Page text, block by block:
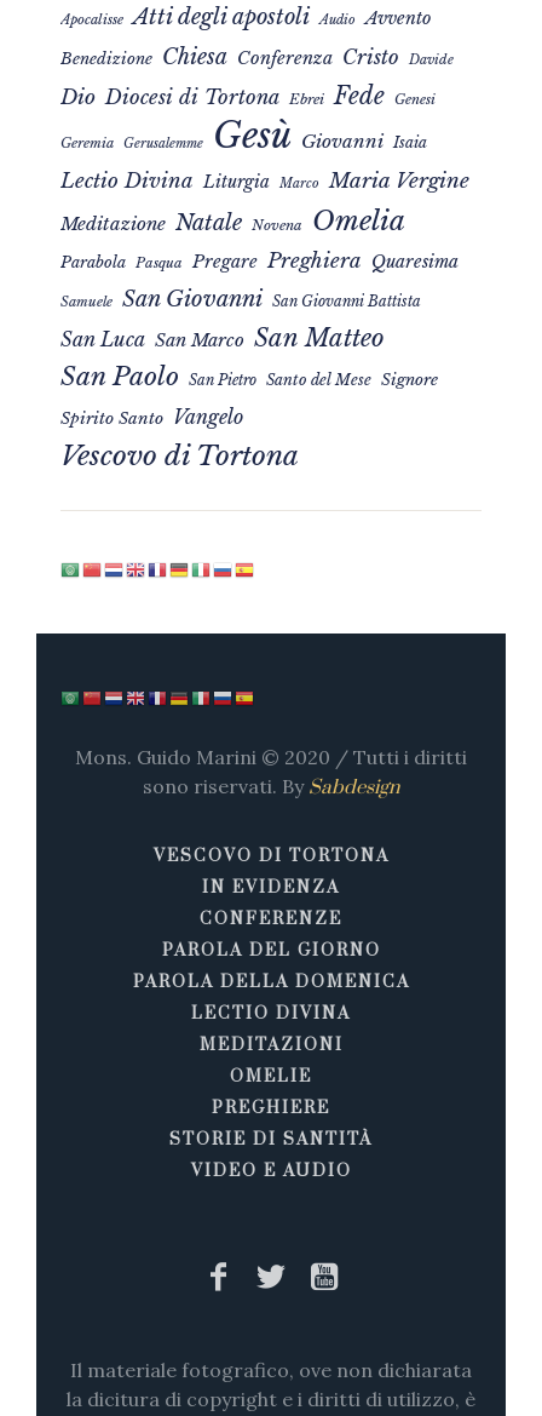
Apocalisse Atti degli apostoli Audio Avvento
Benedizione Chiesa Conferenza Cristo Davide
Dio Diocesi di Tortona Ebrei Fede Genesi
Geremia Gerusalemme Gesù Giovanni Isaia
Lectio Divina Liturgia Marco Maria Vergine
Meditazione Natale Novena Omelia
Parabola Pasqua Pregare Preghiera Quaresima
Samuele San Giovanni San Giovanni Battista
San Luca San Marco San Matteo
San Paolo San Pietro Santo del Mese Signore
Spirito Santo Vangelo
Vescovo di Tortona
Mons. Guido Marini © 2020 / Tutti i diritti
sono riservati. By Sabdesign
VESCOVO DI TORTONA
IN EVIDENZA
CONFERENZE
PAROLA DEL GIORNO
PAROLA DELLA DOMENICA
LECTIO DIVINA
MEDITAZIONI
OMELIE
PREGHIERE
STORIE DI SANTITÀ
VIDEO E AUDIO
Il materiale fotografico, ove non dichiarata
la dicitura di copyright e i diritti di utilizzo, è